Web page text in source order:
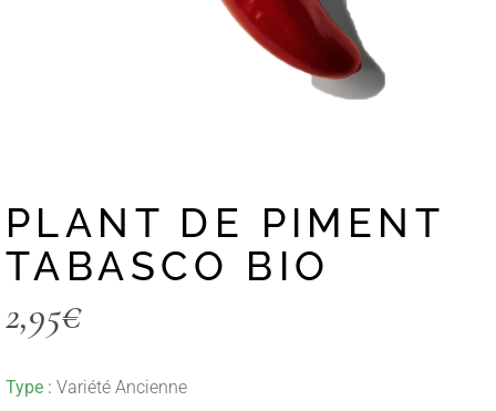
PLANT DE PIMENT
TABASCO BIO
2,95€
Type : Variété Ancienne